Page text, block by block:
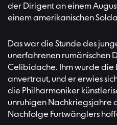
der Dirigent an einem
einem amerikanischen
Das war die Stunde des
unerfahrenen rumänischen
Celibidache. Ihm wurde die
anvertraut, und er erwies
die Philharmoniker
unruhigen Nachkriegsjahre
Nachfolge Furtwänglers